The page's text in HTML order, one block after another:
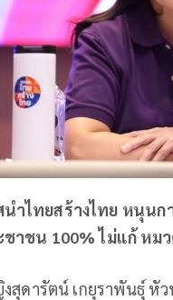
ำไทยสร้างไทย หนุน
ชาชน 100% ไม่แก้ หม
สุดารัตน์ เกยุราพันธุ์ หั